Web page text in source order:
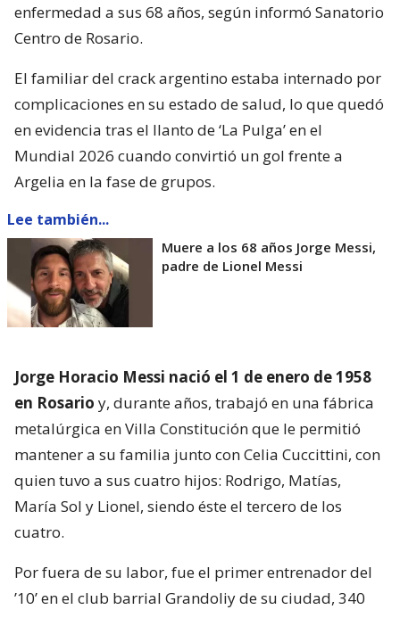
enfermedad a sus 68 años, según informó Sanatorio
Centro de Rosario.
El familiar del crack argentino estaba internado por
complicaciones en su estado de salud, lo que quedó
en evidencia tras el llanto de ‘La Pulga’ en el
Mundial 2026 cuando convirtió un gol frente a
Argelia en la fase de grupos.
Lee también...
Muere a los 68 años Jorge Messi,
padre de Lionel Messi
Jorge Horacio Messi nació el 1 de enero de 1958
en Rosario y, durante años, trabajó en una fábrica
metalúrgica en Villa Constitución que le permitió
mantener a su familia junto con Celia Cuccittini, con
quien tuvo a sus cuatro hijos: Rodrigo, Matías,
María Sol y Lionel, siendo éste el tercero de los
cuatro.
Por fuera de su labor, fue el primer entrenador del
’10’ en el club barrial Grandoliy de su ciudad, 340